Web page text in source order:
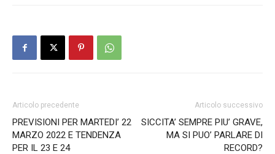
Articolo precedente
PREVISIONI PER MARTEDI’ 22
MARZO 2022 E TENDENZA
PER IL 23 E 24
Articolo successivo
SICCITA’ SEMPRE PIU’ GRAVE,
MA SI PUO’ PARLARE DI
RECORD?